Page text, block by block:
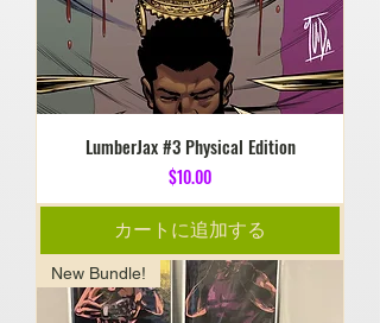
LumberJax #3 Physical Edition
価格
$10.00
カートに追加する
New Bundle!